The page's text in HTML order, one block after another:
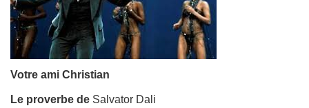
Votre ami Christian
Le proverbe de Salvator Dali